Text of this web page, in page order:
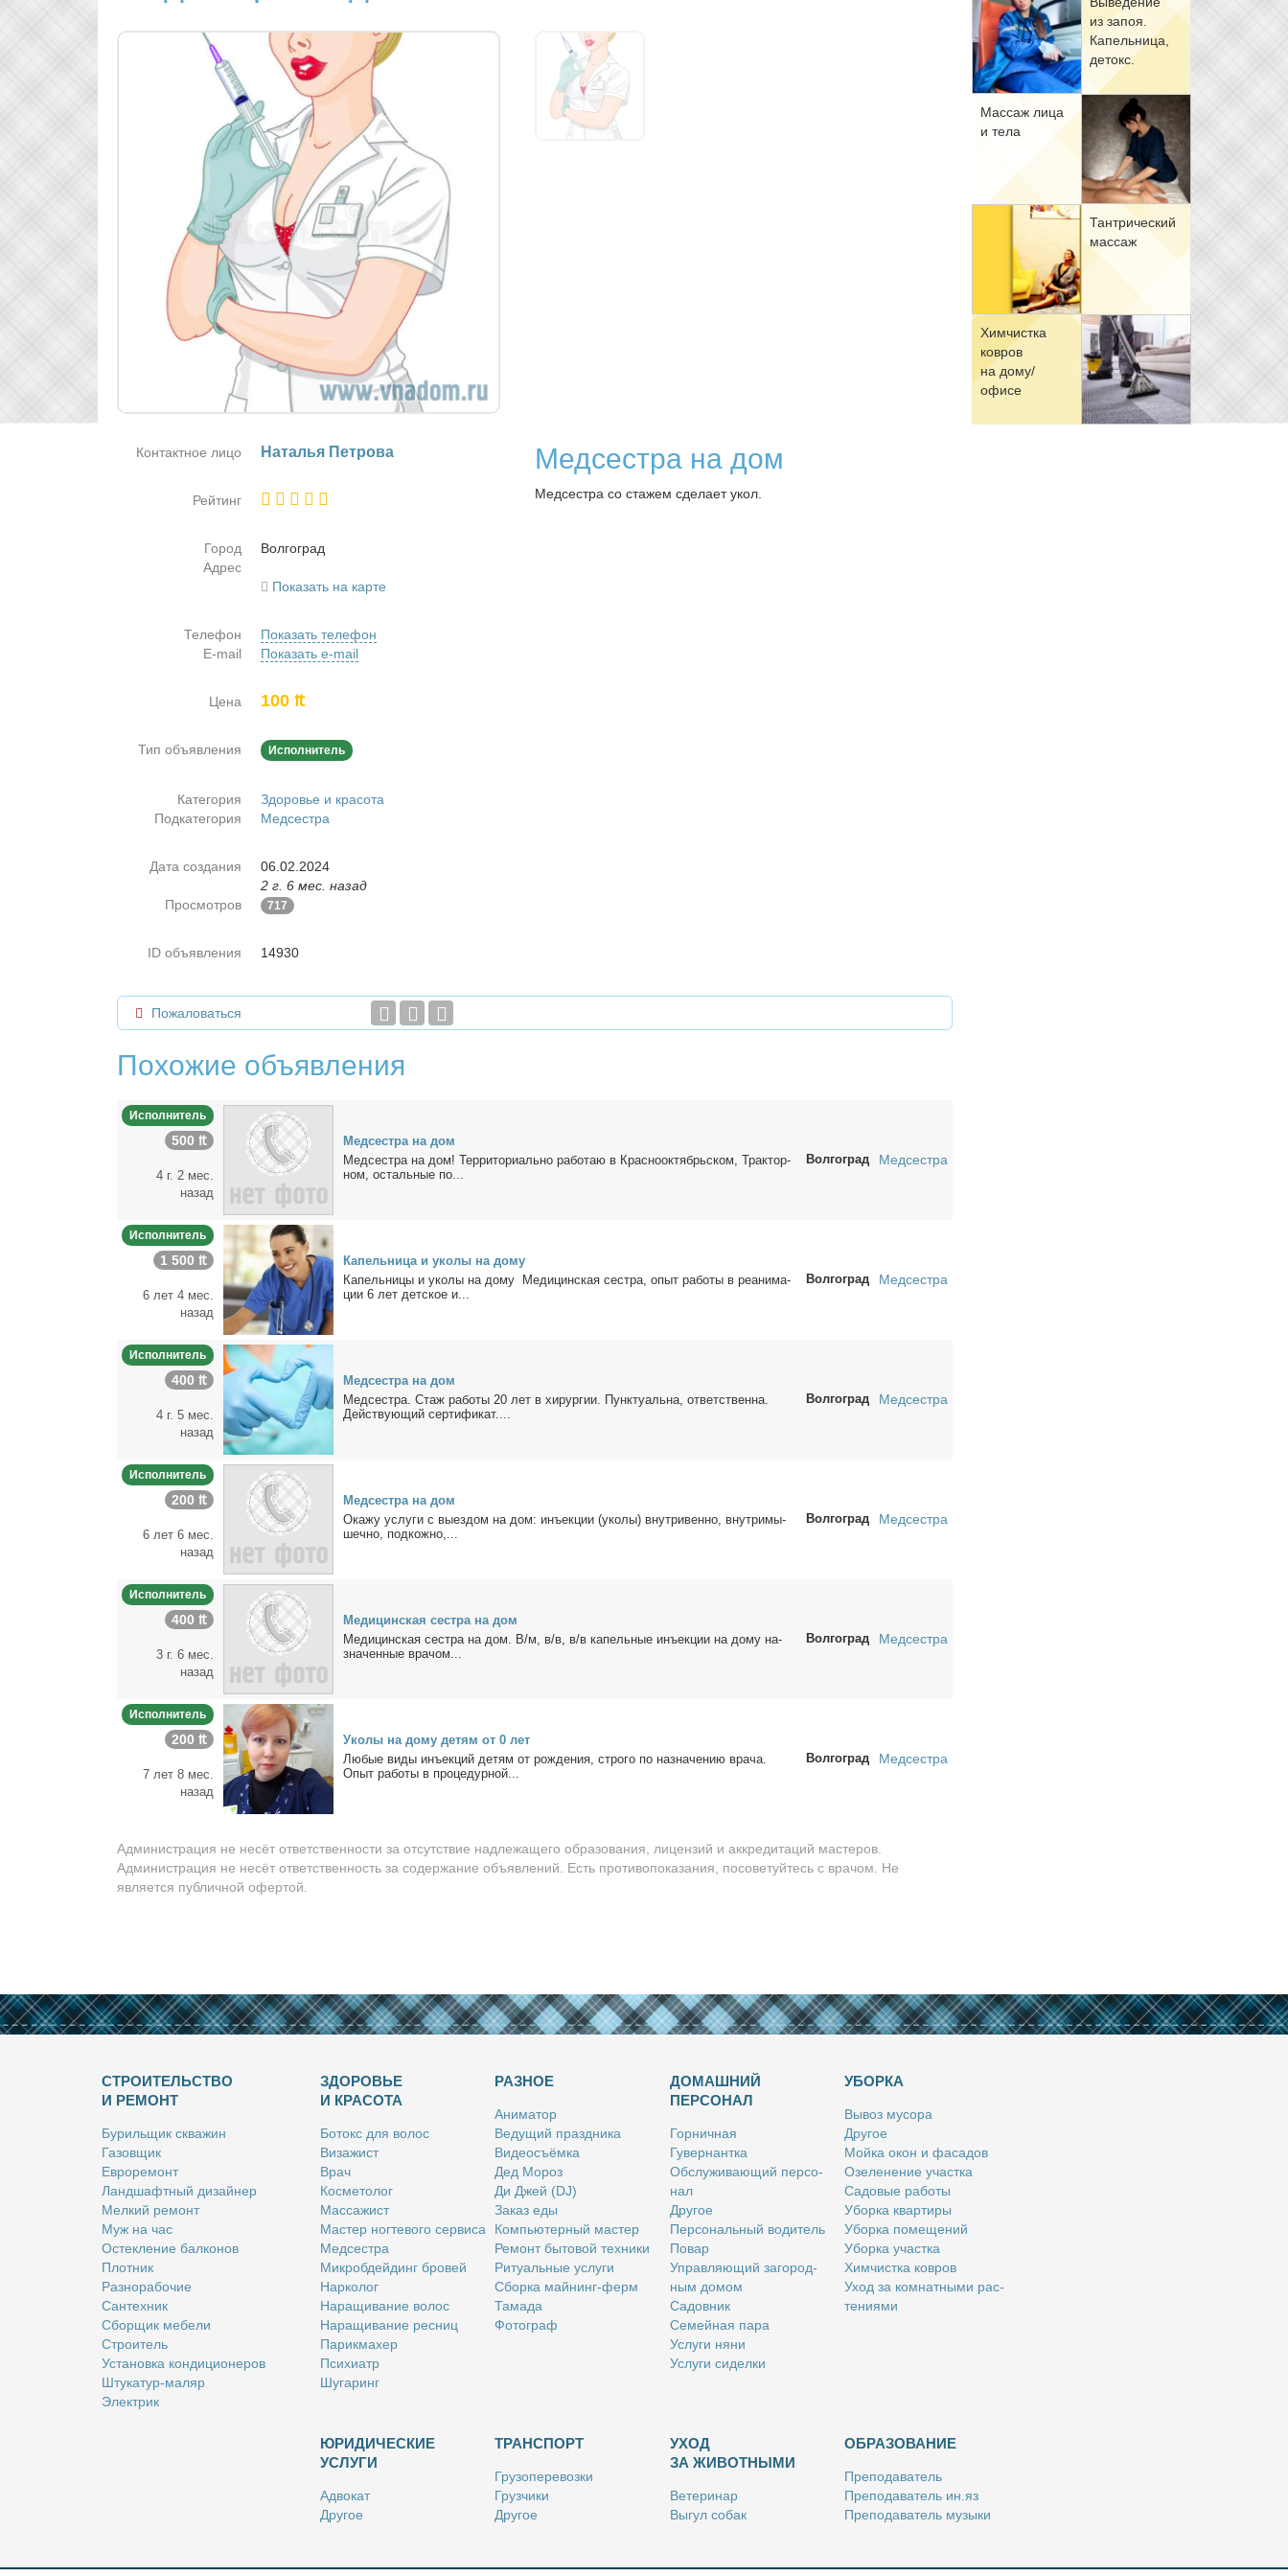
из за­поя.
Ка­пель­ни­ца,
де­токс.
Мас­саж ли­ца
и те­ла
Тан­три­че­ский
мас­саж
Хим­чист­ка
ков­ров
на до­му/
офи­се
Медсестра на дом
Медсестра со стажем сделает укол.
Контактное лицо На­та­лья Пет­ро­ва
Рейтинг
Город
Вол­го­град
Адрес
Показать на карте
Телефон
Показать телефон
E-mail
Показать e-mail
Цена 100 ₶
Тип объявления Исполнитель
Категория
Здоровье и красота
Подкатегория
Медсестра
Дата создания
06.02.2024
2 г. 6 мес. назад
Просмотров
717
ID объявления 14930
Пожаловаться
Похожие объявления
Исполнитель
500 ₶
4 г. 2 мес.
назад
Мед­сест­ра на дом
Мед­сест­ра на дом! Тер­ри­то­ри­аль­но ра­бо­таю в Крас­но­ок­тябрь­ском, Трак­тор­
ном, осталь­ные по...
Волгоград Медсестра
Исполнитель
1 500 ₶
6 лет 4 мес.
назад
Ка­пель­ни­ца и уко­лы на до­му
Ка­пель­ни­цы и уко­лы на до­му Ме­ди­цин­ская сест­ра, опыт ра­бо­ты в ре­ани­ма­
ции 6 лет дет­ское и...
Волгоград Медсестра
Исполнитель
400 ₶
4 г. 5 мес.
назад
Мед­сест­ра на дом
Мед­сест­ра. Стаж ра­бо­ты 20 лет в хи­рур­гии. Пунк­ту­аль­на, от­вет­ствен­на.
Дей­ству­ю­щий сер­ти­фи­кат....
Волгоград Медсестра
Исполнитель
200 ₶
6 лет 6 мес.
назад
Мед­сест­ра на дом
Ока­жу услу­ги с вы­ез­дом на дом: инъ­ек­ции (уко­лы) внут­ри­вен­но, внут­ри­мы­
шеч­но, под­кож­но,...
Волгоград Медсестра
Исполнитель
400 ₶
3 г. 6 мес.
назад
Ме­ди­цин­ская сест­ра на дом
Ме­ди­цин­ская сест­ра на дом. В/м, в/в, в/в ка­пель­ные инъ­ек­ции на до­му на­
зна­чен­ные вра­чом...
Волгоград Медсестра
Исполнитель
200 ₶
7 лет 8 мес.
назад
Уко­лы на до­му де­тям от 0 лет
Лю­бые ви­ды инъ­ек­ций де­тям от рож­де­ния, стро­го по на­зна­че­нию вра­ча.
Опыт ра­бо­ты в про­це­дур­ной...
Волгоград Медсестра
Администрация не несёт ответственности за отсутствие надлежащего образования, лицензий и аккредитаций мастеров.
Администрация не несёт ответственность за содержание объявлений. Есть противопоказания, посоветуйтесь с врачом. Не
является публичной офертой.
СТРОИТЕЛЬСТВО
И РЕМОНТ
Бу­риль­щик сква­жин
Га­зов­щик
Ев­ро­ре­монт
Ланд­шафт­ный ди­зай­нер
Мел­кий ре­монт
Муж на час
Остек­ле­ние бал­ко­нов
Плот­ник
Раз­но­ра­бо­чие
Сан­тех­ник
Сбор­щик ме­бе­ли
Стро­и­тель
Уста­нов­ка кон­ди­ци­о­не­ров
Шту­ка­тур-ма­ляр
Элек­трик
ЗДОРОВЬЕ
И КРАСОТА
Бо­токс для во­лос
Ви­за­жист
Врач
Кос­ме­то­лог
Мас­са­жист
Ма­стер ног­те­во­го сер­ви­са
Мед­сест­ра
Мик­роб­дей­динг бро­вей
Нар­ко­лог
На­ра­щи­ва­ние во­лос
На­ра­щи­ва­ние рес­ниц
Па­рик­махер
Пси­хи­атр
Шу­га­ринг
РАЗНОЕ
Ани­ма­тор
Ве­ду­щий празд­ни­ка
Ви­део­съём­ка
Дед Мо­роз
Ди Джей (DJ)
За­каз еды
Ком­пью­тер­ный ма­стер
Ре­монт бы­то­вой тех­ни­ки
Ри­ту­аль­ные услу­ги
Сбор­ка май­нинг-ферм
Та­ма­да
Фо­то­граф
ДОМАШНИЙ
ПЕРСОНАЛ
Гор­нич­ная
Гу­вер­нант­ка
Об­слу­жи­ва­ю­щий пер­со­
нал
Дру­гое
Пер­со­наль­ный во­ди­тель
По­вар
Управ­ля­ю­щий за­го­род­
ным до­мом
Са­дов­ник
Се­мей­ная па­ра
Услу­ги ня­ни
Услу­ги си­дел­ки
УБОРКА
Вы­воз му­со­ра
Дру­гое
Мой­ка окон и фа­са­дов
Озе­ле­не­ние участ­ка
Са­до­вые ра­бо­ты
Убор­ка квар­ти­ры
Убор­ка по­ме­ще­ний
Убор­ка участ­ка
Хим­чист­ка ков­ров
Уход за ком­нат­ны­ми рас­
те­ни­я­ми
ЮРИДИЧЕСКИЕ
УСЛУГИ
Адво­кат
Дру­гое
Ри­эл­тор
ТРАНСПОРТ
Гру­зо­пе­ре­воз­ки
Груз­чи­ки
Дру­гое
Так­си
УХОД
ЗА ЖИВОТНЫМИ
Ве­те­ри­нар
Вы­гул со­бак
Стриж­ка жи­вот­ных
ОБРАЗОВАНИЕ
Пре­по­да­ва­тель
Пре­по­да­ва­тель ин.яз
Пре­по­да­ва­тель му­зы­ки